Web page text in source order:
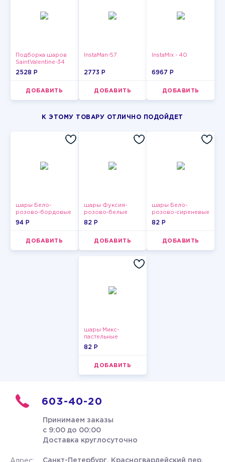
Подборка шаров
SaintValentine-34
2528 P
ДОБАВИТЬ
InstaMan-57
2773 P
ДОБАВИТЬ
InstaMix - 40
6967 P
ДОБАВИТЬ
К ЭТОМУ ТОВАРУ ОТЛИЧНО ПОДОЙДЕТ
шары Бело-
розово-бордовые
металлик
94 P
ДОБАВИТЬ
шары Фуксия-
розово-белые
пастельные
82 P
ДОБАВИТЬ
шары Бело-
розово-сиреневые
пастельные
82 P
ДОБАВИТЬ
шары Микс-
пастельные
82 P
ДОБАВИТЬ
603-40-20
Принимаем заказы
с 9:00 до 00:00
Доставка круглосуточно
Санкт-Петербург, Красногвардейский пер.